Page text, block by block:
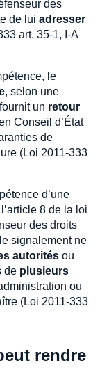
des
de lui adresser
art. 35-1, I-A
le
, selon une
un retour
Conseil d’État
de
(Loi 2011-333
d’une
8 de la loi
des droits
signalement ne
autorités ou
de plusieurs
ou
(Loi 2011-333
rendre